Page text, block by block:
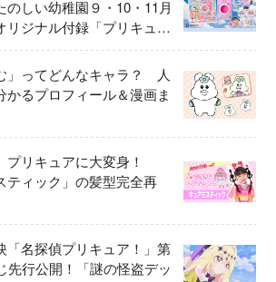
しい幼稚園９・10・11月
リジナル付録「プリキュ
んたくき」
」ってどんなキャラ？ 人
かるプロフィール＆漫画ま
プリキュアに大変身！
ティック」の髪型完全再
「名探偵プリキュア！」第
先行公開！「謎の怪盗デッ